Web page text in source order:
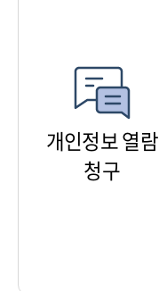
개인정보 열람
청구